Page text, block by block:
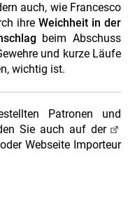
auch, wie Francesco
ihre Weichheit in der
beim Abschuss
und kurze Läufe
wichtig ist.
Patronen und
Sie auch auf der
oder Webseite Importeur